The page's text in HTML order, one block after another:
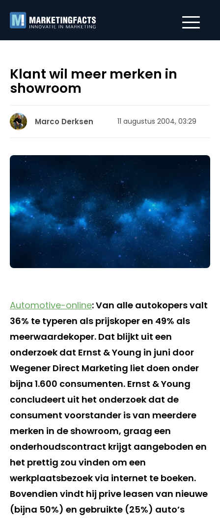
Klant wil meer merken in
showroom
Marco Derksen 11 augustus 2004, 03:29
Automotive-online: Van alle autokopers valt
36% te typeren als prijskoper en 49% als
meerwaardekoper. Dat blijkt uit een
onderzoek dat Ernst & Young in juni door
Wegener Direct Marketing liet doen onder
bijna 1.600 consumenten. Ernst & Young
concludeert uit het onderzoek dat de
consument voorstander is van meerdere
merken in de showroom, graag een
onderhoudscontract krijgt aangeboden en
het prettig zou vinden om een
werkplaatsbezoek via internet te boeken.
Bovendien vindt hij prive leasen van nieuwe
(bijna 50%) en gebruikte (25%) auto’s